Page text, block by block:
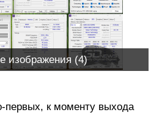
изображения (4)
первых, к моменту выхода